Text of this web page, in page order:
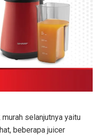
selanjutnya yaitu
beberapa juicer